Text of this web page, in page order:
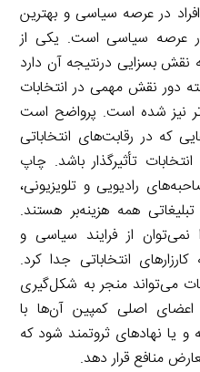
در عرصه سیاسی و بهترین
عرصه سیاسی است. یکی از
نقش بسزایی درنتیجه آن دارد
دور نقش مهمی در انتخابات
نیز شده است. پرواضح است
که در رقابت‌های انتخاباتی
تأثیرگذار باشد. چاپ
رادیویی و تلویزیونی،
همه هزینه‌بر هستند.
از فرایند سیاسی و
انتخاباتی جدا کرد.
می‌تواند منجر به شکل‌گیری
اعضای اصلی کمپین آن‌ها با
نهادهای ثروتمند شود که
منافع قرار دهد.